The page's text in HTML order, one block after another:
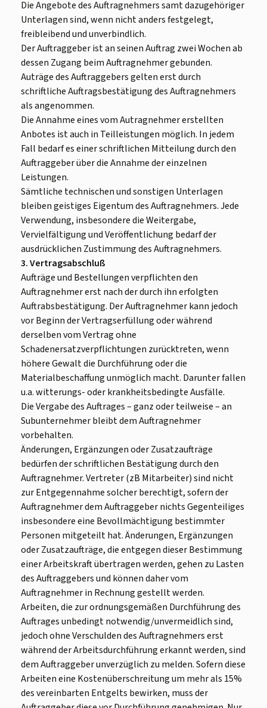
Die Angebote des Auftragnehmers samt dazugehöriger
Unterlagen sind, wenn nicht anders festgelegt,
freibleibend und unverbindlich.
Der Auftraggeber ist an seinen Auftrag zwei Wochen ab
dessen Zugang beim Auftragnehmer gebunden.
Auträge des Auftraggebers gelten erst durch
schriftliche Auftragsbestätigung des Auftragnehmers
als angenommen.
Die Annahme eines vom Autragnehmer erstellten
Anbotes ist auch in Teilleistungen möglich. In jedem
Fall bedarf es einer schriftlichen Mitteilung durch den
Auftraggeber über die Annahme der einzelnen
Leistungen.
Sämtliche technischen und sonstigen Unterlagen
bleiben geistiges Eigentum des Auftragnehmers. Jede
Verwendung, insbesondere die Weitergabe,
Vervielfältigung und Veröffentlichung bedarf der
ausdrücklichen Zustimmung des Auftragnehmers.
3. Vertragsabschluß
Aufträge und Bestellungen verpflichten den
Auftragnehmer erst nach der durch ihn erfolgten
Auftrabsbestätigung. Der Auftragnehmer kann jedoch
vor Beginn der Vertragserfüllung oder während
derselben vom Vertrag ohne
Schadenersatzverpflichtungen zurücktreten, wenn
höhere Gewalt die Durchführung oder die
Materialbeschaffung unmöglich macht. Darunter fallen
u.a. witterungs- oder krankheitsbedingte Ausfälle.
Die Vergabe des Auftrages – ganz oder teilweise – an
Subunternehmer bleibt dem Auftragnehmer
vorbehalten.
Änderungen, Ergänzungen oder Zusatzaufträge
bedürfen der schriftlichen Bestätigung durch den
Auftragnehmer. Vertreter (zB Mitarbeiter) sind nicht
zur Entgegennahme solcher berechtigt, sofern der
Auftragnehmer dem Auftraggeber nichts Gegenteiliges
insbesondere eine Bevollmächtigung bestimmter
Personen mitgeteilt hat. Änderungen, Ergänzungen
oder Zusatzaufträge, die entgegen dieser Bestimmung
einer Arbeitskraft übertragen werden, gehen zu Lasten
des Auftraggebers und können daher vom
Auftragnehmer in Rechnung gestellt werden.
Arbeiten, die zur ordnungsgemäßen Durchführung des
Auftrages unbedingt notwendig/unvermeidlich sind,
jedoch ohne Verschulden des Auftragnehmers erst
während der Arbeitsdurchführung erkannt werden, sind
dem Auftraggeber unverzüglich zu melden. Sofern diese
Arbeiten eine Kostenüberschreitung um mehr als 15%
des vereinbarten Entgelts bewirken, muss der